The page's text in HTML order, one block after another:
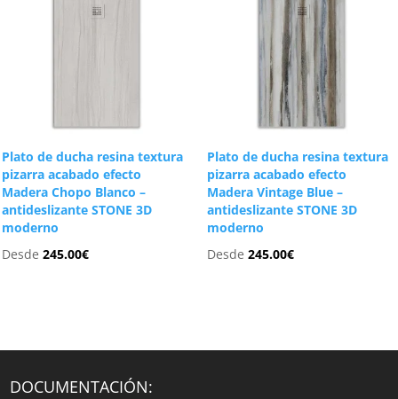
Plato de ducha resina textura
pizarra acabado efecto
Madera Chopo Blanco –
antideslizante STONE 3D
moderno
Desde245.00€
Plato de ducha resina textura
pizarra acabado efecto
Madera Vintage Blue –
antideslizante STONE 3D
moderno
Desde 245.00€
DOCUMENTACIÓN: